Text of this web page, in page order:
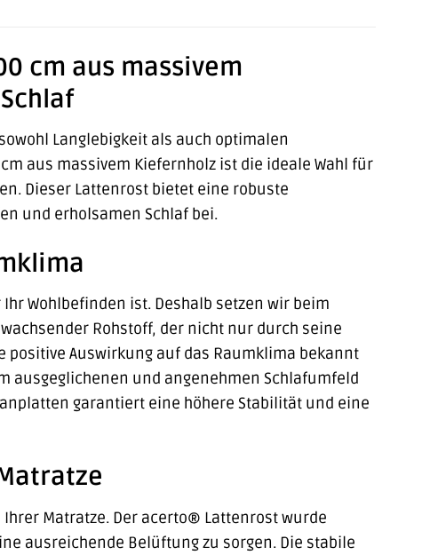
cm aus massivem
Langlebigkeit als auch optimalen
aus massivem Kiefernholz ist die ideale Wahl für
Dieser Lattenrost bietet eine robuste
und erholsamen Schlaf bei.
Wohlbefinden ist. Deshalb setzen wir beim
Rohstoff, der nicht nur durch seine
Auswirkung auf das Raumklima bekannt
ausgeglichenen und angenehmen Schlafumfeld
garantiert eine höhere Stabilität und eine
Matratze. Der acerto® Lattenrost wurde
ausreichende Belüftung zu sorgen. Die stabile